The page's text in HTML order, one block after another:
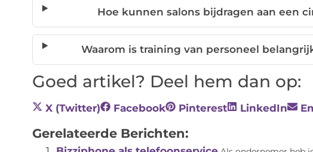
Hoe kunnen salons bijdragen aan een
Waarom is training van personeel
Goed artikel? Deel hem dan op:
X (Twitter) Facebook Pinterest LinkedIn
Gerelateerde Berichten: